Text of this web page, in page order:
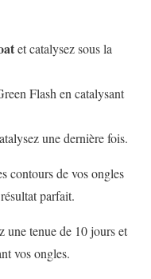
et catalysez sous la
Flash en catalysant
une dernière fois.
contours de vos ongles
parfait.
une tenue de 10 jours et
vos ongles.